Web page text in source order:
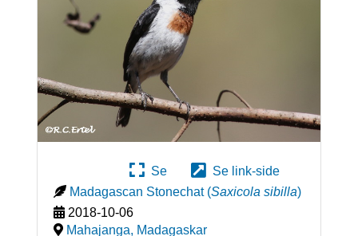
Se
Se link-side
Madagascan Stonechat (Saxicola sibilla)
2018-10-06
Mahajanga, Madagaskar